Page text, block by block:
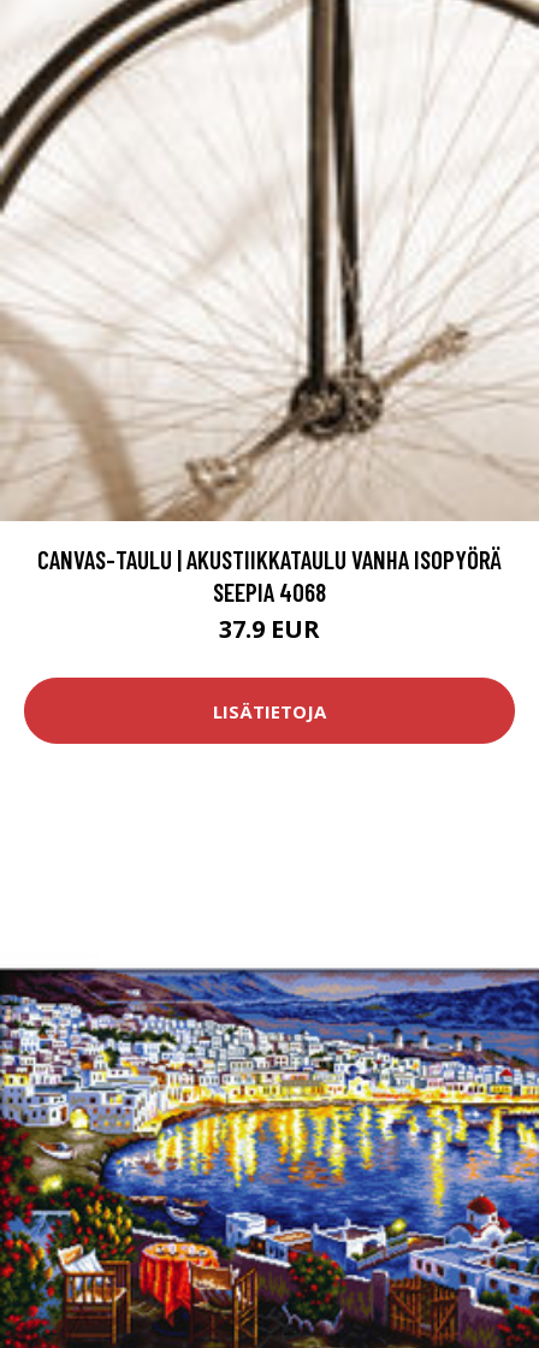
CANVAS-TAULU | AKUSTIIKKATAULU VANHA ISOPYÖRÄ
SEEPIA 4068
37.9 EUR
LISÄTIETOJA